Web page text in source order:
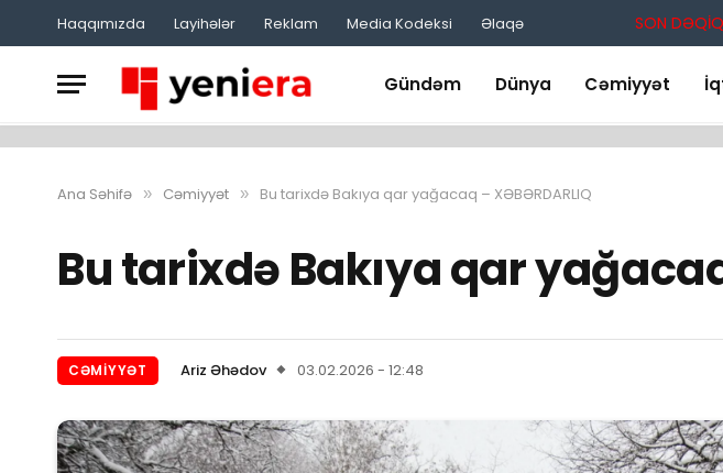
Haqqımızda Layihələr Reklam Media Kodeksi Əlaqə SON
Gündəm Dünya Cəmiyyət
Ana Səhifə » Cəmiyyət » Bu tarixdə Bakıya qar yağacaq – XƏBƏRDARLIQ
Bu tarixdə Bakıya qar
CƏMIYYƏT Ariz Əhədov 03.02.2026 - 12:48